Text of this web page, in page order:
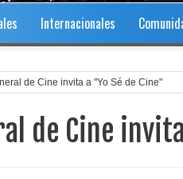
Internacionales
de Cine invita a "Yo Sé de Cine"
de Cine